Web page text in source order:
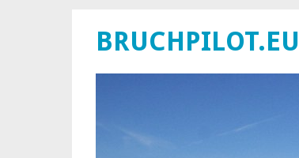
BRUCHPILOT.EU